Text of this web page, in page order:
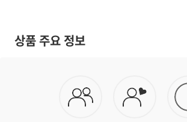
상품 주요 정보